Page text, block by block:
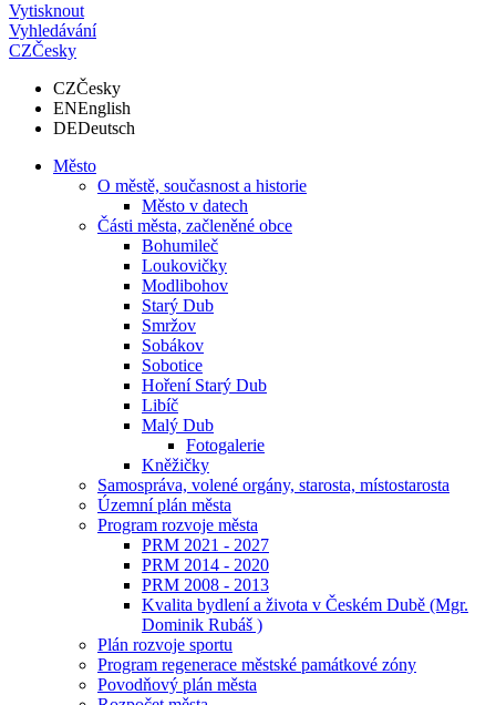
Vytisknout
Vyhledávání
CZČesky
CZČesky
ENEnglish
DEDeutsch
Město
O městě, současnost a historie
Město v datech
Části města, začleněné obce
Bohumileč
Loukovičky
Modlibohov
Starý Dub
Smržov
Sobákov
Sobotice
Hoření Starý Dub
Libíč
Malý Dub
Fotogalerie
Kněžičky
Samospráva, volené orgány, starosta, místostarosta
Územní plán města
Program rozvoje města
PRM 2021 - 2027
PRM 2014 - 2020
PRM 2008 - 2013
Kvalita bydlení a života v Českém Dubě (Mgr.
Dominik Rubáš )
Plán rozvoje sportu
Program regenerace městské památkové zóny
Povodňový plán města